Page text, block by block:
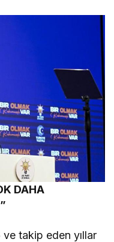
DAHA
takip eden yıllar